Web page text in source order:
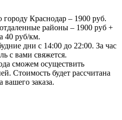
городу Краснодар – 1900 руб.
районы – 1900 руб +
40 руб/км.
дни с 14:00 до 22:00. За час
с вами свяжется.
сможем осуществить
Стоимость будет рассчитана
вашего заказа.